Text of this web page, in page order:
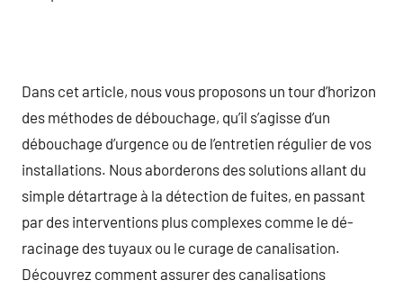
Dans cet article, nous vous proposons un tour d’horizon
des méthodes de débouchage, qu’il s’agisse d’un
débouchage d’urgence ou de l’entretien régulier de vos
installations. Nous aborderons des solutions allant du
simple détartrage à la détection de fuites, en passant
par des interventions plus complexes comme le dé-
racinage des tuyaux ou le curage de canalisation.
Découvrez comment assurer des canalisations